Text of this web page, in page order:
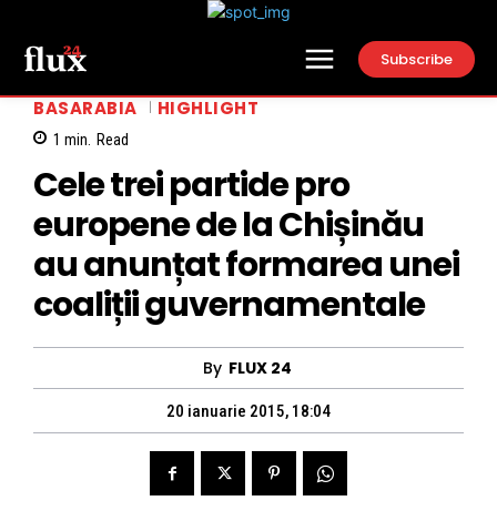
Subscribe
BASARABIA HIGHLIGHT
1 min. Read
Cele trei partide pro
europene de la Chișinău
au anunțat formarea unei
coaliții guvernamentale
By FLUX 24
20 ianuarie 2015, 18:04